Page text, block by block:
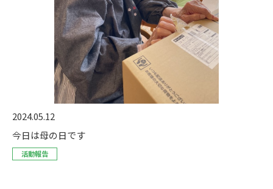
2024.05.12
今日は母の日です
活動報告